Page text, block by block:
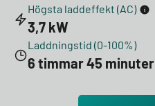
Högsta laddeffekt (AC)
3,7 kW
Laddningstid (0-100%)
6 timmar 45 minuter